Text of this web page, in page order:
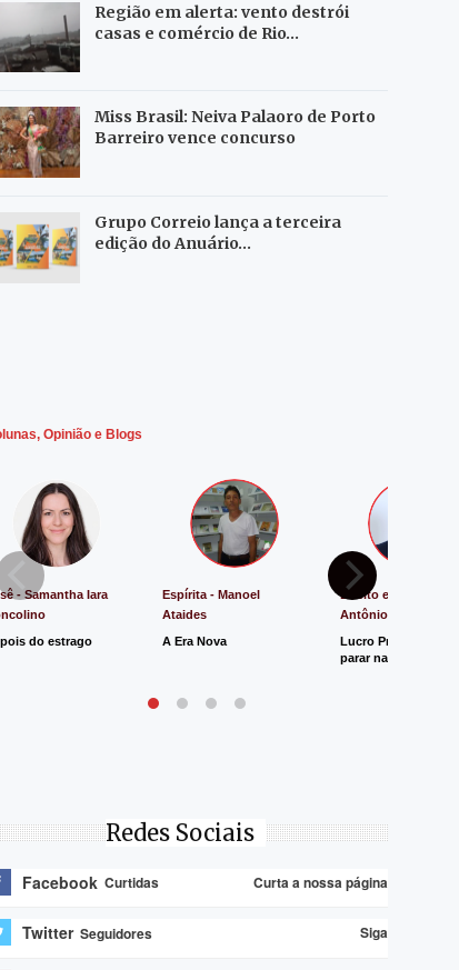
Região em alerta: vento destrói
casas e comércio de Rio…
Miss Brasil: Neiva Palaoro de Porto
Barreiro vence concurso
Grupo Correio lança a terceira
edição do Anuário…
Opinião e Blogs
- Samantha Iara
do estrago
Espírita - Manoel
Ataides
A Era Nova
Direito e Justiça -
Antônio de Souza
Lucro Presumido
parar na Justiça
Redes Sociais
Facebook Curtidas Curta a nossa página
Twitter Seguidores Siga